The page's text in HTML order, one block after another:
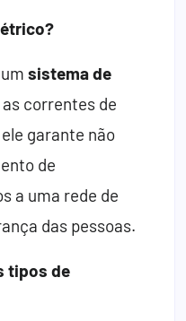
sistema de
correntes de
garante não
de
a uma rede de
das pessoas.
tipos de